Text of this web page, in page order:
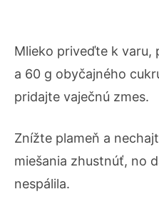
Mlieko priveďte k varu,
a 60 g obyčajného
pridajte vaječnú zmes.
Znížte plameň a
miešania zhustnúť, no
nespálila.